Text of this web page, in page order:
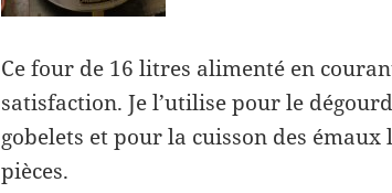
Ce four de 16 litres alimenté en
satisfaction. Je l’utilise pour le
gobelets et pour la cuisson des émaux
pièces.